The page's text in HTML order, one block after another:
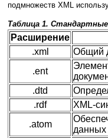
подмножеств XML
Таблица 1.
Расширение
.xml
Общий
.ent
.dtd
.rdf
XML-
.atom
данных